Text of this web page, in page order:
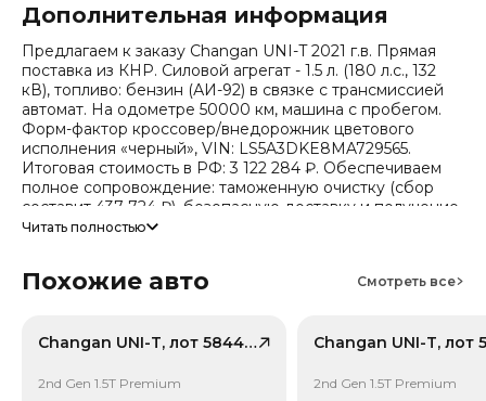
Дополнительная информация
Предлагаем к заказу Changan UNI-T 2021 г.в. Прямая
поставка из КНР. Силовой агрегат - 1.5 л. (180 л.с., 132
кВ), топливо: бензин (АИ-92) в связке с трансмиссией
автомат. На одометре 50000 км, машина с пробегом.
Форм-фактор кроссовер/внедорожник цветового
исполнения «черный», VIN: LS5A3DKE8MA729565.
Итоговая стоимость в РФ: 3 122 284 ₽. Обеспечиваем
полное сопровождение: таможенную очистку (сбор
составит 437 724 ₽), безопасную доставку и получение
всех документов.
уточняйте при обращении. Гарантируем полную
рынка (che): текущая цена в КНР 778 011 ₽, прогноз на
Примечание: прогноз актуален для внутреннего рынка
Читать полностью
Похожие авто Смотреть все
Changan UNI-T, лот 58445722
2nd Gen 1.5T Premium
2nd Gen 1.5T Premium